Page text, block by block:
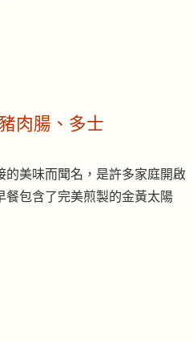
肉腸、多士
的美味而聞名，是許多家庭開啟
餐包含了完美煎製的金黃太陽